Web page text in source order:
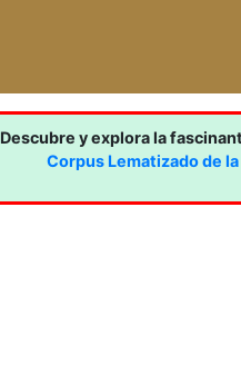
Descubre y explora la
Corpus Lematizado de